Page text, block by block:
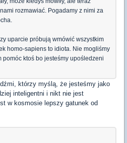
rozmawiać. Pogadamy z nimi za
uparcie próbują wmówić wszystkim
homo-sapiens to idiota. Nie mogliśmy
pomóc ktoś bo jesteśmy upośledzeni
którzy myślą, że jesteśmy jako
inteligentni i nikt nie jest
w kosmosie lepszy gatunek od